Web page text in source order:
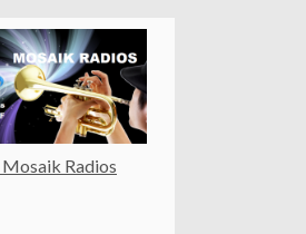
Radios